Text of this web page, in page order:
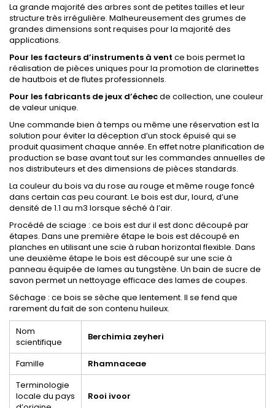
La grande majorité des arbres sont de petites tailles et leur
structure très irrégulière. Malheureusement des grumes de
grandes dimensions sont requises pour la majorité des
applications.
Pour les facteurs d’instruments à vent ce bois permet la
réalisation de pièces uniques pour la promotion de clarinettes
de hautbois et de flutes professionnels.
Pour les fabricants de jeux d’échecde collection, une couleur
de valeur unique.
Une commande bien à temps ou même une réservation est la
solution pour éviter la déception d’un stock épuisé qui se
produit quasiment chaque année. En effet notre planification de
production se base avant tout sur les commandes annuelles de
nos distributeurs et des dimensions de pièces standards.
La couleur du bois va du rose au rouge et même rouge foncé
dans certain cas peu courant. Le bois est dur, lourd, d’une
densité de 1.1 au m3 lorsque séché à l’air.
Procédé de sciage : ce bois est dur il est donc découpé par
étapes. Dans une première étape le bois est découpé en
planches en utilisant une scie à ruban horizontal flexible. Dans
une deuxième étape le bois est découpé sur une scie à
panneau équipée de lames au tungstène. Un bain de sucre de
savon permet un nettoyage efficace des lames de coupes.
Séchage : ce bois se sèche que lentement. Il se fend que
rarement du fait de son contenu huileux.
Nom
scientifique
Berchimia zeyheri
Famille
Rhamnaceae
Terminologie
locale du pays
Rooi ivoor